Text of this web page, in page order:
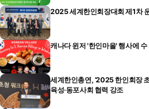
2025 세계한인회장대회 제1차
캐나다 윈저 '한인마을' 행사에 수
세계한인총연, ‘2025 한인회장
육성·동포사회 협력 강조